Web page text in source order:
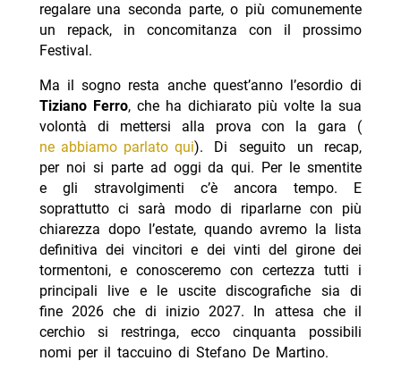
regalare una seconda parte, o più comunemente
un repack, in concomitanza con il prossimo
Festival.
Ma il sogno resta anche quest’anno l’esordio di
Tiziano Ferro, che ha dichiarato più volte la sua
volontà di mettersi alla prova con la gara (
ne abbiamo parlato qui). Di seguito un recap,
per noi si parte ad oggi da qui. Per le smentite
e gli stravolgimenti c’è ancora tempo. E
soprattutto ci sarà modo di riparlarne con più
chiarezza dopo l’estate, quando avremo la lista
definitiva dei vincitori e dei vinti del girone dei
tormentoni, e conosceremo con certezza tutti i
principali live e le uscite discografiche sia di
fine 2026 che di inizio 2027. In attesa che il
cerchio si restringa, ecco cinquanta possibili
nomi per il taccuino di Stefano De Martino.